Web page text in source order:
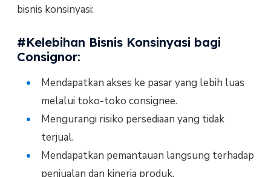
bisnis konsinyasi:
#Kelebihan Bisnis Konsinyasi bagi
Consignor:
Mendapatkan akses ke pasar yang lebih luas
melalui toko-toko consignee.
Mengurangi risiko persediaan yang tidak
terjual.
Mendapatkan pemantauan langsung terhadap
penjualan dan kinerja produk.